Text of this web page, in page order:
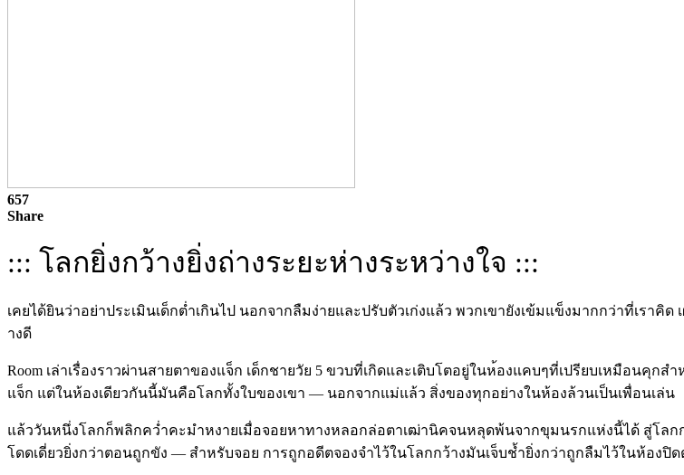
657
Share
::: โลกยิ่งกว้างยิ่งถ่างระยะห่างระหว่างใจ :::
เคยได้ยินว่าอย่าประเมินเด็กต่ำเกินไป นอกจากลืมง่ายและปรับตัวเก่งแล้ว พวกเขายังเข้มแข็งมากกว่าทีเราคิด
างดี
Room เล่าเรื่องราวผ่านสายตาของแจ็ก เด็กชายวัย 5 ขวบที่เกิดและเติบโตอยู่ในห้องแคบๆที่เปรียบเหมือนคุกสำ
แจ็ก แต่ในห้องเดียวกันนี้มันคือโลกทั้งใบของเขา — นอกจากแม่แล้ว สิ่งของทุกอย่างในห้องล้วนเป็นเพื่อนเล่น
แล้ววันหนึ่งโลกก็พลิกคว่ำคะมำหงายเมื่อจอยหาทางหลอกล่อตาเฒ่านิคจนหลุดพ้นจากขุมนรกแห่งนี้ได้ สู่โลก
โดดเดี่ยวยิ่งกว่าตอนถูกขัง — สำหรับจอย การถูกอดีตจองจำไว้ในโลกกว้างมันเจ็บช้ำยิ่งกว่าถูกลืมไว้ในห้องปิด